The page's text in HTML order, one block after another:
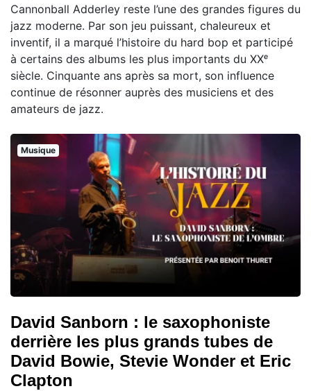
Cannonball Adderley reste l’une des grandes figures du
jazz moderne. Par son jeu puissant, chaleureux et
inventif, il a marqué l’histoire du hard bop et participé
à certains des albums les plus importants du XXᵉ
siècle. Cinquante ans après sa mort, son influence
continue de résonner auprès des musiciens et des
amateurs de jazz.
Musique
David Sanborn : le saxophoniste
derrière les plus grands tubes de
David Bowie, Stevie Wonder et Eric
Clapton